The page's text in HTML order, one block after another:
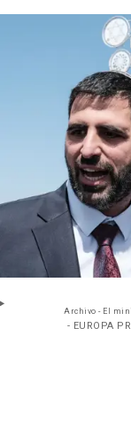
Archivo - El
- EUROPA